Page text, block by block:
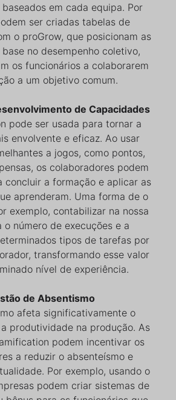
em cada equipa. Por
ser criadas tabelas de
o proGrow, que posicionam as
no desempenho coletivo,
os funcionários a colaborarem
a um objetivo comum.
de Capacidades
pode ser usada para tornar a
envolvente e eficaz. Ao usar
a jogos, como pontos,
os colaboradores podem
concluir a formação e aplicar as
aprenderam. Uma forma de o
exemplo, contabilizar na nossa
o número de execuções e a
tipos de tarefas por
transformando esse valor
nível de experiência.
de Absentismo
afeta significativamente o
produtividade na produção. As
podem incentivar os
a reduzir o absenteísmo e
Por exemplo, usando o
podem criar sistemas de